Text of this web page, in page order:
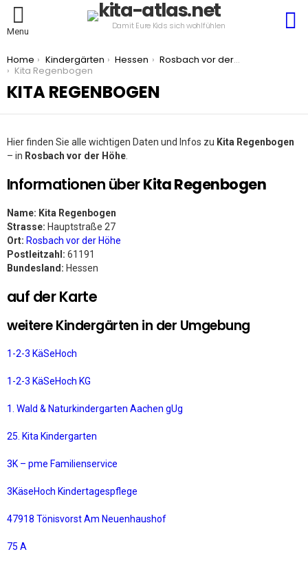
Menu
Damit Eure Kids sich wohlfühlen
You are here:
Home Kindergärten Hessen
Rosbach vor der Höhe
Kita Regenbogen
KITA REGENBOGEN
Hier finden Sie alle wichtigen Daten und Infos zu Kita Regenbogen
– in Rosbach vor der Höhe
Informationen überKita Regenbogen
Name: Kita Regenbogen
Strasse: Hauptstraße 27
Ort: Rosbach vor der Höhe
Postleitzahl: 61191
Bundesland: Hessen
auf der Karte
weitere Kindergärten in der Umgebung
1-2-3 KäSeHoch
1-2-3 KäSeHoch KG
1. Wald & Naturkindergarten Aachen gUg
25. Kita Kindergarten
3K – pme Familienservice
3KäseHoch Kindertagespflege
47918 Tönisvorst Am Neuenhaushof
75 A